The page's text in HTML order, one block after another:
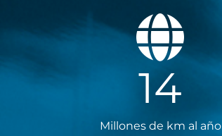
14
Millones de km al año